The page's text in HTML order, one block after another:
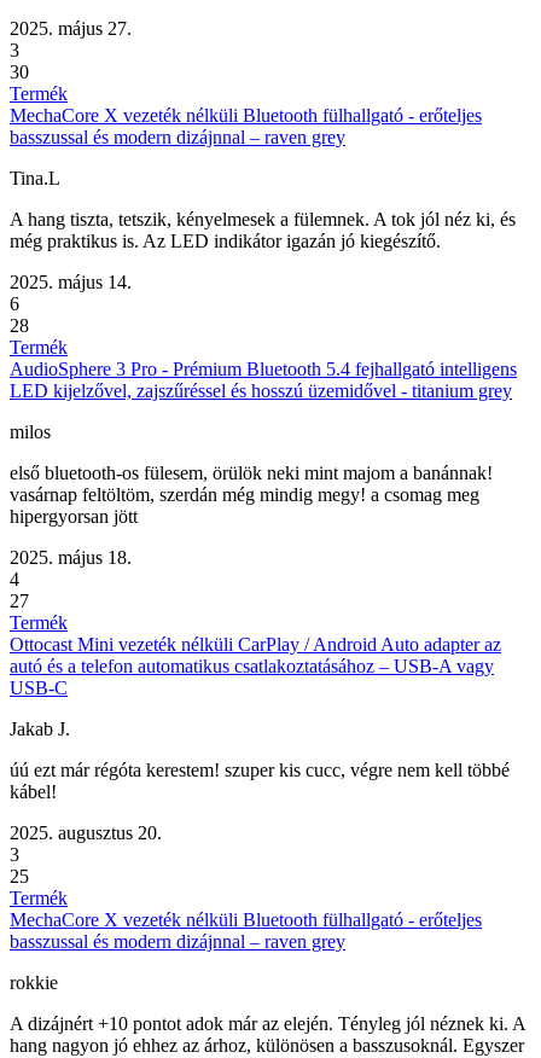
2025. május 27.
3
30
Termék
MechaCore X vezeték nélküli Bluetooth fülhallgató - erőteljes
basszussal és modern dizájnnal – raven grey
Tina.L
A hang tiszta, tetszik, kényelmesek a fülemnek. A tok jól néz ki, és
még praktikus is. Az LED indikátor igazán jó kiegészítő.
2025. május 14.
6
28
Termék
AudioSphere 3 Pro - Prémium Bluetooth 5.4 fejhallgató intelligens
LED kijelzővel, zajszűréssel és hosszú üzemidővel - titanium grey
milos
első bluetooth-os fülesem, örülök neki mint majom a banánnak!
vasárnap feltöltöm, szerdán még mindig megy! a csomag meg
hipergyorsan jött
2025. május 18.
4
27
Termék
Ottocast Mini vezeték nélküli CarPlay / Android Auto adapter az
autó és a telefon automatikus csatlakoztatásához – USB-A vagy
USB-C
Jakab J.
úú ezt már régóta kerestem! szuper kis cucc, végre nem kell többé
kábel!
2025. augusztus 20.
3
25
Termék
MechaCore X vezeték nélküli Bluetooth fülhallgató - erőteljes
basszussal és modern dizájnnal – raven grey
rokkie
A dizájnért +10 pontot adok már az elején. Tényleg jól néznek ki. A
hang nagyon jó ehhez az árhoz, különösen a basszusoknál. Egyszer